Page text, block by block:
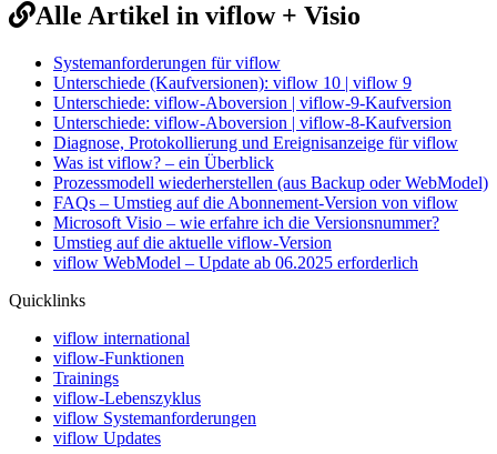
Alle Artikel in viflow + Visio
Systemanforderungen für viflow
Unterschiede (Kaufversionen): viflow 10 | viflow 9
Unterschiede: viflow-Aboversion | viflow-9-Kaufversion
Unterschiede: viflow-Aboversion | viflow-8-Kaufversion
Diagnose, Protokollierung und Ereignisanzeige für viflow
Was ist viflow? – ein Überblick
Prozessmodell wiederherstellen (aus Backup oder WebModel)
FAQs – Umstieg auf die Abonnement-Version von viflow
Microsoft Visio – wie erfahre ich die Versionsnummer?
Umstieg auf die aktuelle viflow-Version
viflow WebModel – Update ab 06.2025 erforderlich
Quicklinks
viflow international
viflow-Funktionen
Trainings
viflow-Lebenszyklus
viflow Systemanforderungen
viflow Updates